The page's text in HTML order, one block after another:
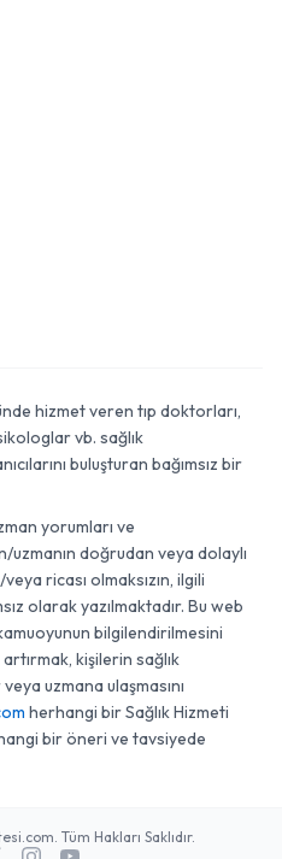
hizmet veren tıp doktorları,
vb. sağlık
buluşturan bağımsız bir
yorumları ve
doğrudan veya dolaylı
ricası olmaksızın, ilgili
olarak yazılmaktadır. Bu web
bilgilendirilmesini
kişilerin sağlık
uzmana ulaşmasını
herhangi bir Sağlık Hizmeti
bir öneri ve tavsiyede
Tüm Hakları Saklıdır.